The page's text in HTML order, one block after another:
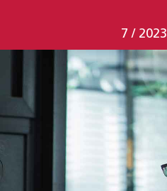
7 / 2023